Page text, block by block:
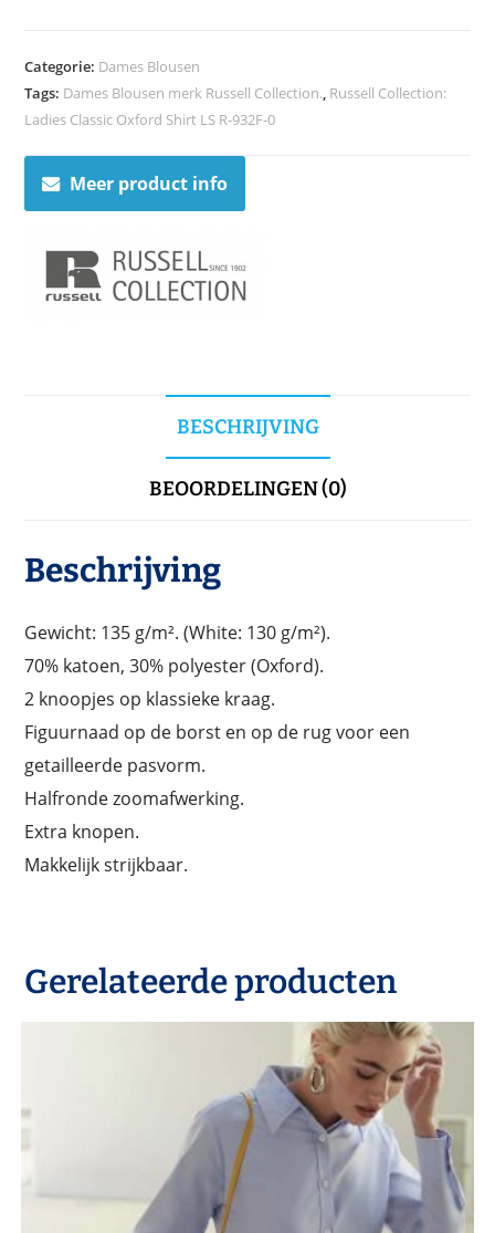
Categorie: Dames Blousen
Tags: Dames Blousen merk Russell Collection., Russell Collection:
Ladies Classic Oxford Shirt LS R-932F-0
Meer product info
BESCHRIJVING
BEOORDELINGEN (0)
Beschrijving
Gewicht: 135 g/m². (White: 130 g/m²).
70% katoen, 30% polyester (Oxford).
2 knoopjes op klassieke kraag.
Figuurnaad op de borst en op de rug voor een
getailleerde pasvorm.
Halfronde zoomafwerking.
Extra knopen.
Makkelijk strijkbaar.
Gerelateerde producten